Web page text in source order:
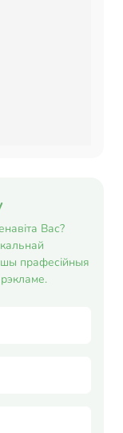
Вас?
прафесійныя